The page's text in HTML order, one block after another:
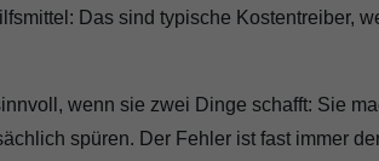
Das sind typische Kostentreiber,
wenn sie zwei Dinge schafft: Sie
spüren. Der Fehler ist fast immer